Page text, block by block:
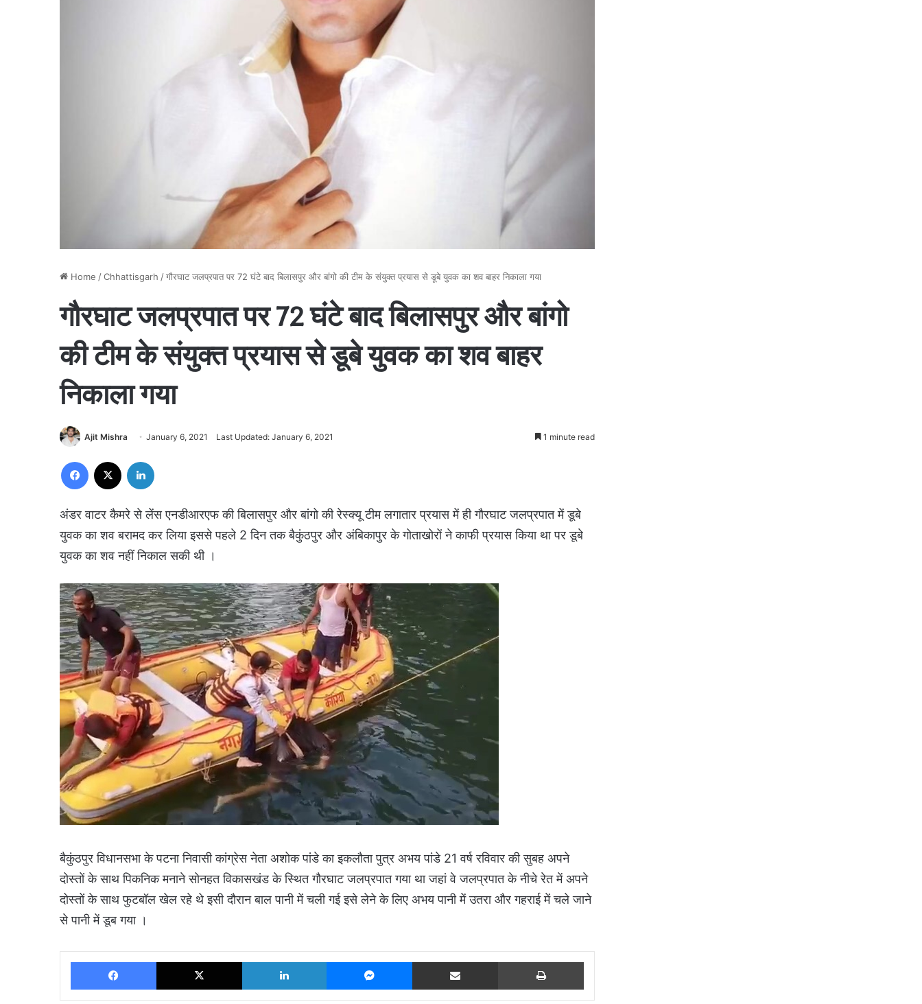
Home /Chhattisgarh /गौरघाट जलप्रपात पर 72 घंटे बाद बिलासपुर और बांगो की टीम के संयुक्त प्रयास से डूबे युवक का शव बाहर निकाला गया
गौरघाट जलप्रपात पर 72 घंटे बाद बिलासपुर और बांगो
की टीम के संयुक्त प्रयास से डूबे युवक का शव बाहर
निकाला गया
Ajit Mishra January 6, 2021 Last Updated: January 6, 2021 1 minute read
Facebook
अंडर वाटर कैमरे से लेंस एनडीआरएफ की बिलासपुर और बांगो की रेस्क्यू टीम लगातार प्रयास में ही गौरघाट जलप्रपात में डूबे
युवक का शव बरामद कर लिया इससे पहले 2 दिन तक बैकुंठपुर और अंबिकापुर के गोताखोरों ने काफी प्रयास किया था पर डूबे
युवक का शव नहीं निकाल सकी थी ।
बैकुंठपुर विधानसभा के पटना निवासी कांग्रेस नेता अशोक पांडे का इकलौता पुत्र अभय पांडे 21 वर्ष रविवार की सुबह अपने
दोस्तों के साथ पिकनिक मनाने सोनहत विकासखंड के स्थित गौरघाट जलप्रपात गया था जहां वे जलप्रपात के नीचे रेत में अपने
दोस्तों के साथ फुटबॉल खेल रहे थे इसी दौरान बाल पानी में चली गई इसे लेने के लिए अभय पानी में उतरा और गहराई में चले जाने
से पानी में डूब गया ।
Facebook X LinkedIn Messenger Share via Email Print